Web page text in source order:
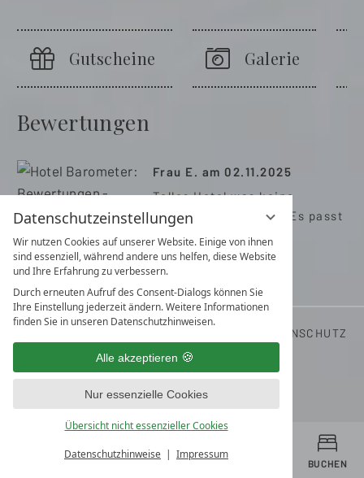
Datenschutzeinstellungen
Wir nutzen Cookies auf unserer Website. Einige von ihnen
sind essenziell, während andere uns helfen, diese Website
und Ihre Erfahrung zu verbessern.
Durch erneuten Aufruf des Consent-Dialogs können Sie
Ihre Einstellung jederzeit ändern. Weitere Informationen
finden Sie in unseren Datenschutzhinweisen.
Alle akzeptieren
Nur essenzielle Cookies
Übersicht nicht essenzieller Cookies
Datenschutzhinweise Impressum
MENÜ
BUCHEN
GUTSCHEINE
Gutscheine Galerie
Bewertungen
Frau E. am 02.11.2025
Tolles Hotel was keine
Wünsche offen lässt! Es passt
einfach alles ,!
DATENSCHUTZ
DATENSCHUTZEINSTELLUNGEN